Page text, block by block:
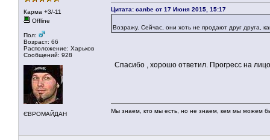
Карма +3/-11
Offline
Пол:
Возраст: 66
Расположение: Харьков
Сообщений: 928
ЄВРОМАЙДАН
Цитата: canbe от 17 Июня 2015, 15:17
Возражу. Сейчас, они хоть не продают друг друга,
Спасибо , хорошо ответил. Прогресс на
Мы знаем, кто мы есть, но не знаем, кем мы можем